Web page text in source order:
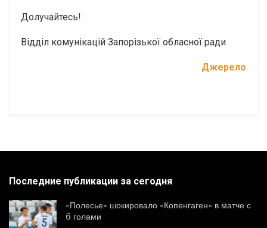
Долучайтесь!
Відділ комунікацій Запорізької обласної ради
Джерело
Последние публикации за сегодня
«Полесье» шокировало «Копенгаген» в матче с
6 голами